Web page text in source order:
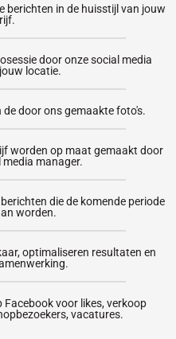
berichten in de huisstijl van jouw
door onze social media
locatie.
door ons gemaakte foto's.
worden op maat gemaakt door
media manager.
die de komende periode
worden.
optimaliseren resultaten en
voor likes, verkoop
vacatures.